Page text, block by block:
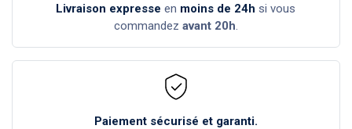
Livraison expresse en moins de 24h si vous
commandez avant 20h.
Paiement sécurisé et garanti.